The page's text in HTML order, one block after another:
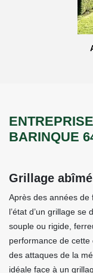
BARINQUE
Grillage
Après des années de
l’état d’un grillage
souple ou rigide,
performance de
des attaques de la
idéale face à un